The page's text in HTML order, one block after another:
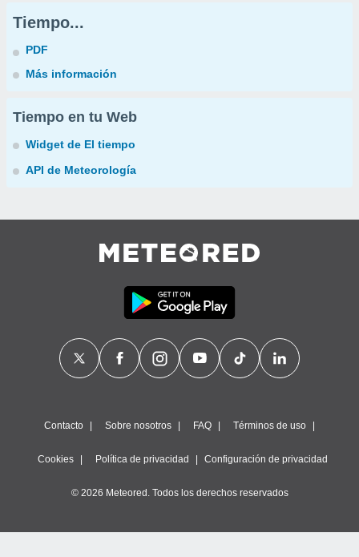
Tiempo...
PDF
Más información
Tiempo en tu Web
Widget de El tiempo
API de Meteorología
Contacto Sobre nosotros FAQ Términos de uso
Cookies Política de privacidad Configuración de privacidad
© 2026 Meteored. Todos los derechos reservados